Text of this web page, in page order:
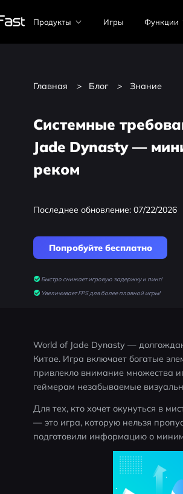
Продукты Игры Функции
Главная > Блог > Знание
Системные
Jade Dynasty —
реком
Последнее обновление: 07/22/2026
Попробуйте бесплатно
Быстро снижает игровую задержку и пинг!
Увеличивает FPS для более плавной игры!
World of Jade Dynasty —
Китае. Игра включает богатые
привлекло внимание множества
геймерам незабываемые
Для тех, кто хочет окунуться в
— это игра, которую нельзя
подготовили информацию о